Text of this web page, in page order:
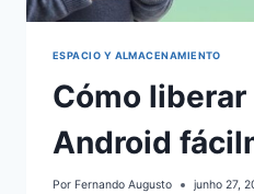
ESPACIO Y ALMACENAMIENTO
Cómo
Android
Por Fernando Augusto junho 27,